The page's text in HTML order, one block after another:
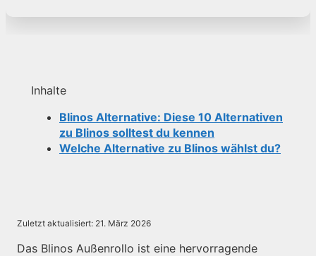
Inhalte
Blinos Alternative: Diese 10 Alternativen
zu Blinos solltest du kennen
Welche Alternative zu Blinos wählst du?
Zuletzt aktualisiert: 21. März 2026
Das Blinos Außenrollo ist eine hervorragende